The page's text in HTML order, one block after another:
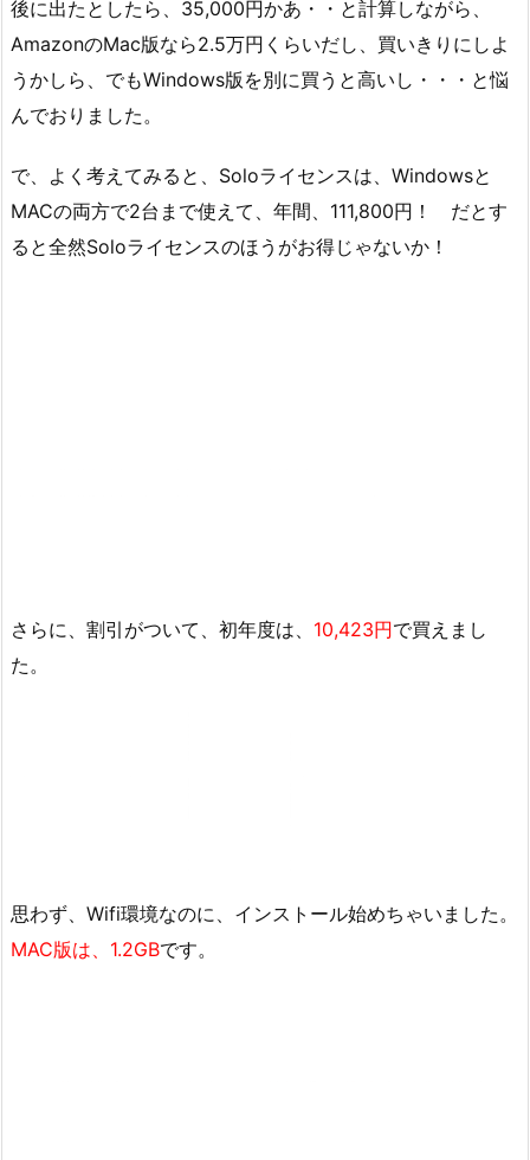
後に出たとしたら、35,000円かあ・・と計算しながら、
AmazonのMac版なら2.5万円くらいだし、買いきりにしよ
うかしら、でもWindows版を別に買うと高いし・・・と悩
んでおりました。
で、よく考えてみると、Soloライセンスは、Windowsと
MACの両方で2台まで使えて、年間、111,800円！ だとす
ると全然Soloライセンスのほうがお得じゃないか！
さらに、割引がついて、初年度は、 10,423円で買えまし
た。
思わず、Wifi環境なのに、インストール始めちゃいました。
MAC版は、1.2GBです。